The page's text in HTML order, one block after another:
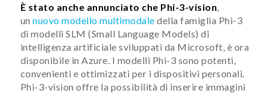
È stato anche annunciato che Phi-3-vision
unnuovo modello multimodale della famiglia Phi-3
di modelli SLM (Small Language Models) di
intelligenza artificiale sviluppati da Microsoft, è ora
disponibile in Azure. I modelli Phi-3 sono potenti,
convenienti e ottimizzati per i dispositivi personali.
Phi-3-vision offre la possibilità di inserire immagini